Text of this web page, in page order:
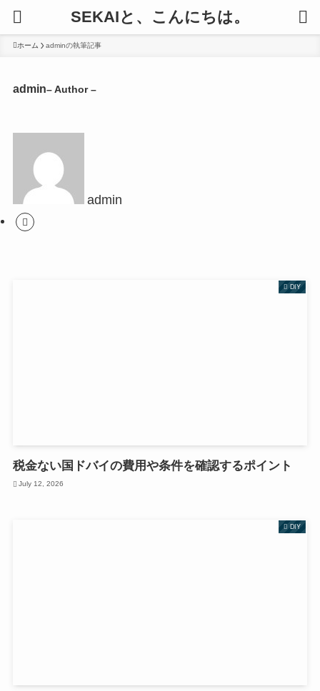
SEKAIと、こんにちは。
ホーム adminの執筆記事
admin– Author –
admin
DIY
税金ない国ドバイの費用や条件を確認するポイント
July 12, 2026
DIY